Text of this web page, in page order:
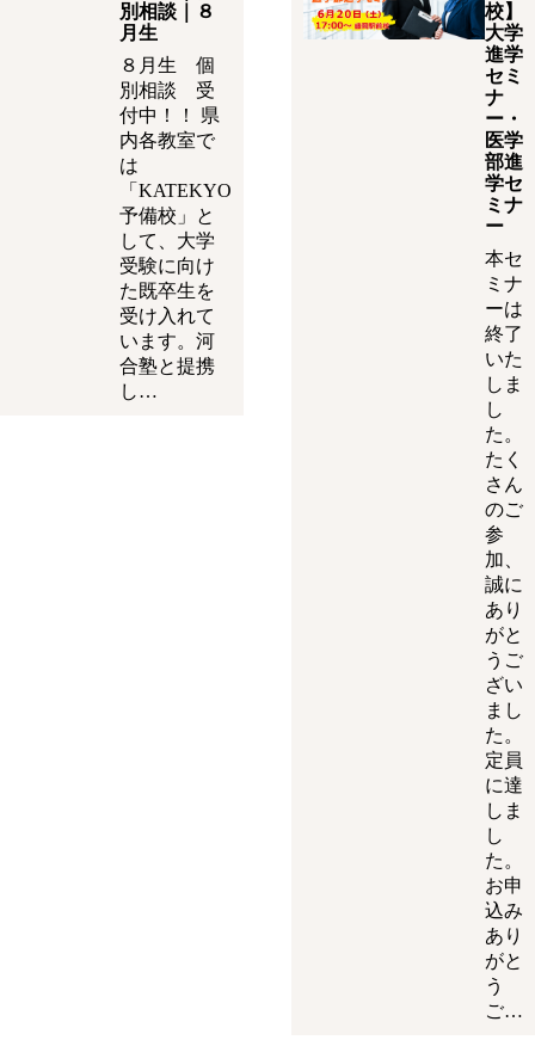
別相談｜８
月生
８月生 個
別相談 受
付中！！ 県
内各教室で
は
「KATEKYO
予備校」と
して、大学
受験に向け
た既卒生を
受け入れて
います。河
合塾と提携
し…
校】
大学
進学
セミ
ナ
ー・
医学
部進
学セ
ミナ
ー
本セ
ミナ
ーは
終了
いた
しま
し
た。
たく
さん
のご
参
加、
誠に
あり
がと
うご
ざい
まし
た。
定員
に達
しま
し
た。
お申
込み
あり
がと
う
ご…